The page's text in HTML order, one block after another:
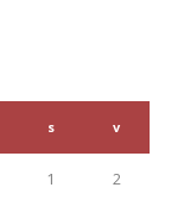
s v
1 2